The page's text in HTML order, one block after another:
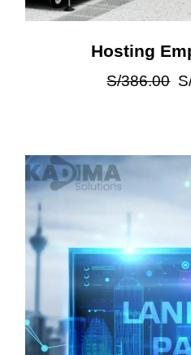
Hosting
S/386.00